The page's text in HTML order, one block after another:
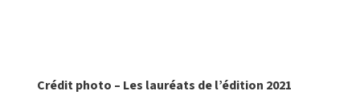
Crédit photo – Les lauréats de l’édition 2021